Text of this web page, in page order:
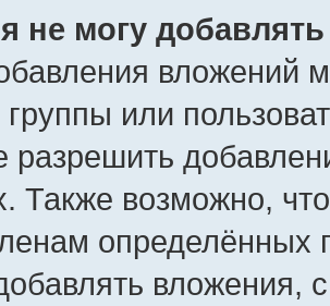
не могу
вложений
или
разрешить
Также возможно,
определённых
вложения,